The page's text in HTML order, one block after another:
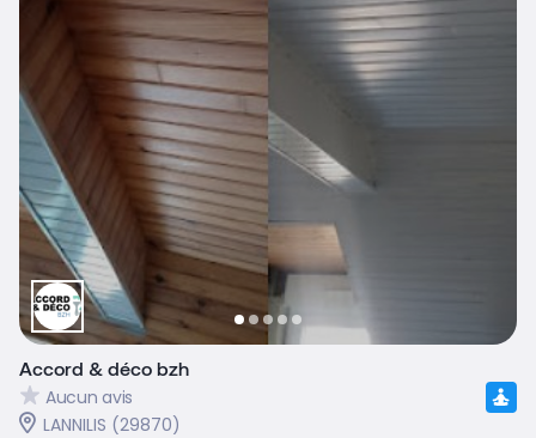
Accord & déco bzh
Aucun avis
LANNILIS (29870)